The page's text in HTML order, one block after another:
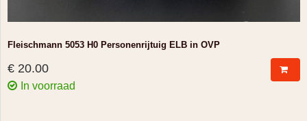
Fleischmann 5053 H0 Personenrijtuig ELB in OVP
€ 20.00
In voorraad